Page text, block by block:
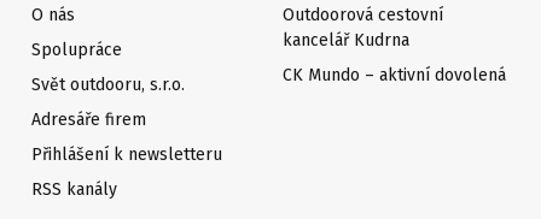
O nás
Spolupráce
Svět outdooru, s.r.o.
Adresáře firem
Přihlášení k newsletteru
Outdoorová cestovní
kancelář Kudrna
CK Mundo – aktivní dovolená
RSS kanály